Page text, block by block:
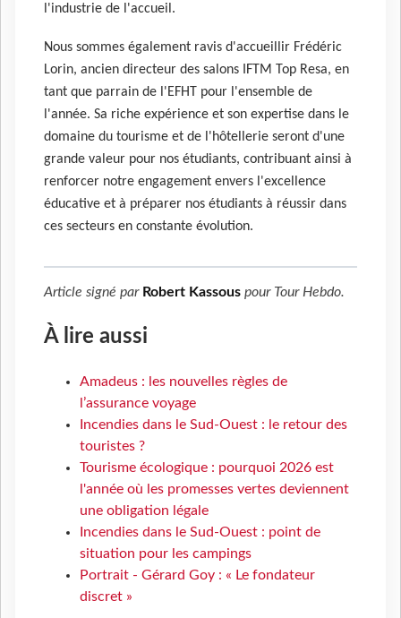
l'industrie de l'accueil.
Nous sommes également ravis d'accueillir Frédéric
Lorin, ancien directeur des salons IFTM Top Resa, en
tant que parrain de l'EFHT pour l'ensemble de
l'année. Sa riche expérience et son expertise dans le
domaine du tourisme et de l'hôtellerie seront d'une
grande valeur pour nos étudiants, contribuant ainsi à
renforcer notre engagement envers l'excellence
éducative et à préparer nos étudiants à réussir dans
ces secteurs en constante évolution.
Article signé par Robert Kassous pour Tour Hebdo.
À lire aussi
Amadeus : les nouvelles règles de
l’assurance voyage
Incendies dans le Sud-Ouest : le retour des
touristes ?
Tourisme écologique : pourquoi 2026 est
l'année où les promesses vertes deviennent
une obligation légale
Incendies dans le Sud-Ouest : point de
situation pour les campings
Portrait - Gérard Goy : « Le fondateur
discret »